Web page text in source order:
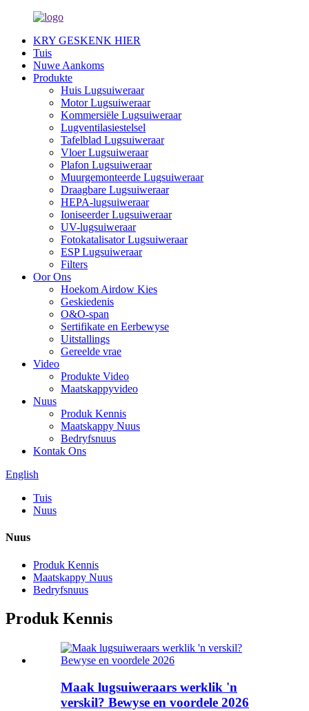
KRY GESKENK HIER
Tuis
Nuwe Aankoms
Produkte
Huis Lugsuiweraar
Motor Lugsuiweraar
Kommersiële Lugsuiweraar
Lugventilasiestelsel
Tafelblad Lugsuiweraar
Vloer Lugsuiweraar
Plafon Lugsuiweraar
Muurgemonteerde Lugsuiweraar
Draagbare Lugsuiweraar
HEPA-lugsuiweraar
Ioniseerder Lugsuiweraar
UV-lugsuiweraar
Fotokatalisator Lugsuiweraar
ESP Lugsuiweraar
Filters
Oor Ons
Hoekom Airdow Kies
Geskiedenis
O&O-span
Sertifikate en Eerbewyse
Uitstallings
Gereelde vrae
Video
Produkte Video
Maatskappyvideo
Nuus
Produk Kennis
Maatskappy Nuus
Bedryfsnuus
Kontak Ons
English
Tuis
Nuus
Nuus
Produk Kennis
Maatskappy Nuus
Bedryfsnuus
Produk Kennis
Maak lugsuiweraars werklik 'n
verskil? Bewyse en voordele 2026